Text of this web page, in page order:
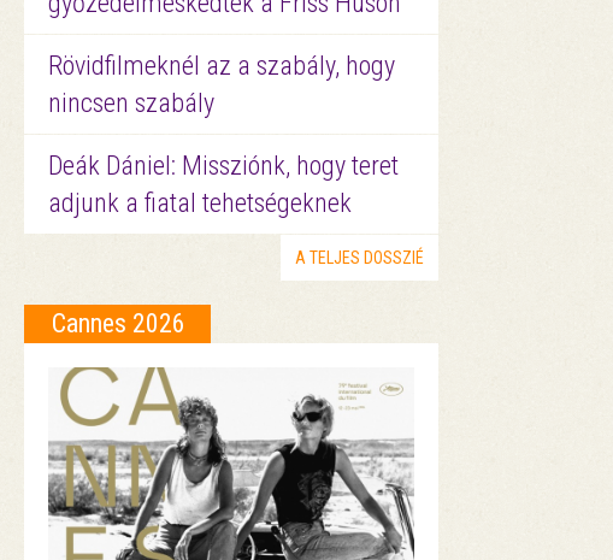
Rövidfilmeknél az a szabály, hogy
nincsen szabály
Deák Dániel: Missziónk, hogy teret
adjunk a fiatal tehetségeknek
A TELJES DOSSZIÉ
Cannes 2026